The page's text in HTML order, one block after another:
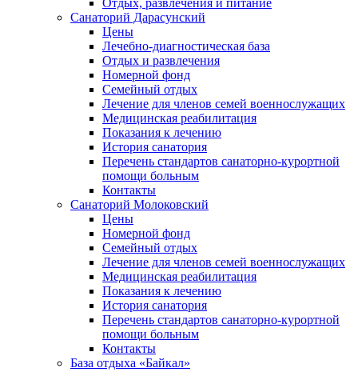
Отдых, развлечения и питание
Санаторий Дарасунский
Цены
Лечебно-диагностическая база
Отдых и развлечения
Номерной фонд
Семейный отдых
Лечение для членов семей военнослужащих
Медицинская реабилитация
Показания к лечению
История санатория
Перечень стандартов санаторно-курортной
помощи больным
Контакты
Санаторий Молоковский
Цены
Номерной фонд
Семейный отдых
Лечение для членов семей военнослужащих
Медицинская реабилитация
Показания к лечению
История санатория
Перечень стандартов санаторно-курортной
помощи больным
Контакты
База отдыха «Байкал»